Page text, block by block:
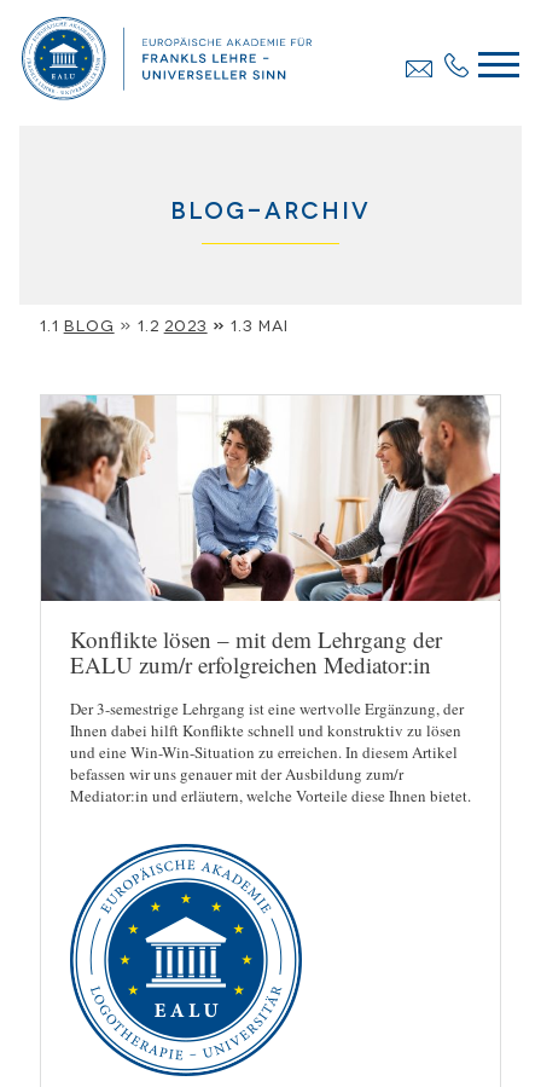
Blog-Archiv
Blog » 2023 » Mai
Konflikte lösen – mit dem Lehrgang der
EALU zum/r erfolgreichen Mediator:in
Der 3-semestrige Lehrgang ist eine wertvolle Ergänzung, der
Ihnen dabei hilft Konflikte schnell und konstruktiv zu lösen
und eine Win-Win-Situation zu erreichen. In diesem Artikel
befassen wir uns genauer mit der Ausbildung zum/r
Mediator:in und erläutern, welche Vorteile diese Ihnen bietet.